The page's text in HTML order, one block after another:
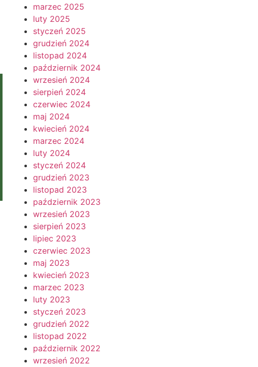
marzec 2025
luty 2025
styczeń 2025
grudzień 2024
listopad 2024
październik 2024
wrzesień 2024
sierpień 2024
czerwiec 2024
maj 2024
kwiecień 2024
marzec 2024
luty 2024
styczeń 2024
grudzień 2023
listopad 2023
październik 2023
wrzesień 2023
sierpień 2023
lipiec 2023
czerwiec 2023
maj 2023
kwiecień 2023
marzec 2023
luty 2023
styczeń 2023
grudzień 2022
listopad 2022
październik 2022
wrzesień 2022